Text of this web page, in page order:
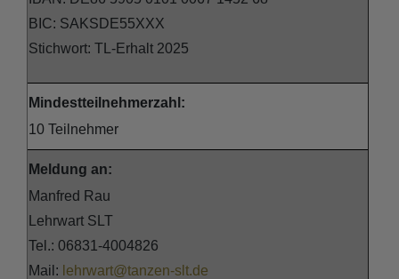
BIC: SAKSDE55XXX
Stichwort: TL-Erhalt 2025
Mindestteilnehmerzahl:
10 Teilnehmer
Meldung an:
Manfred Rau
Lehrwart SLT
Tel.: 06831-4004826
Mail: lehrwart@tanzen-slt.de